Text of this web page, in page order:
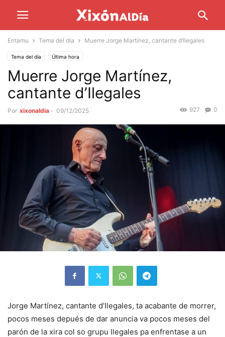
Entamu Tema del día Muerre Jorge Martínez, cantante d’Ilegales
Tema del día Última hora
Muerre Jorge Martínez,
cantante d’Ilegales
Por xixonaldia - 09/12/2025 0
927
Jorge Martínez, cantante d’Ilegales, ta acabante de morrer,
pocos meses depués de dar anuncia va pocos meses del
parón de la xira col so grupu Ilegales pa enfrentase a un